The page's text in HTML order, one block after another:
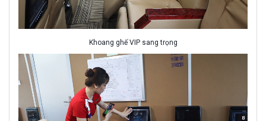
Khoang ghế VIP sang trọng